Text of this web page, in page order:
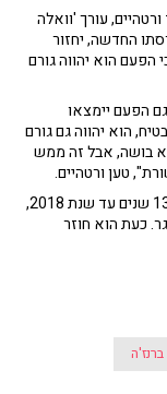
עורך 'וואלה
החדשה, יחזור
הפעם הוא יהווה גורם
הפעם יימצאו
הוא יהווה גם גורם
בושה, אבל זה ממש
טען ורטהיים.
מדור וואלה ברנז'ה הוקם בשנת 2005, ופעל במשך 13 שנים עד שנת 2018,
כעת הוא חוזר